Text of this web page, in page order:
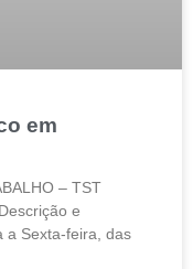
em
– TST
e
a Sexta-feira, das